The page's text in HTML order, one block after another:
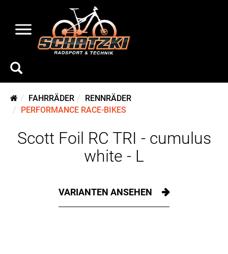
FAHRRÄDER
RENNRÄDER
PERFORMANCE RACE-BIKES
Scott Foil RC TRI - cumulus
white - L
VARIANTEN ANSEHEN